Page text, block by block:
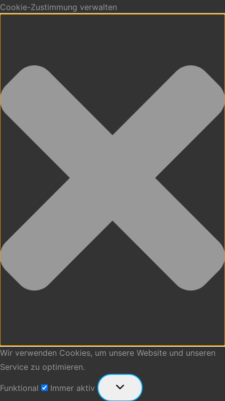
Cookie-Zustimmung verwalten
Wir verwenden Cookies, um unsere Website und unseren
Service zu optimieren.
Funktional Immer aktiv